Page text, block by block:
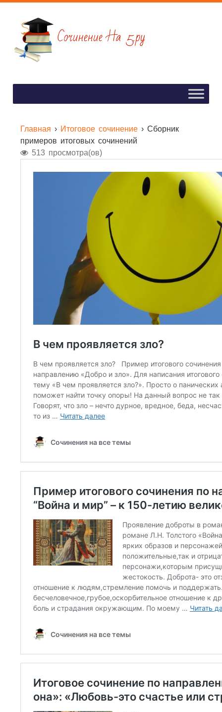
Главная › Итоговое сочинение› Сборник
примеров итоговых сочинений
513 просмотра(ов)